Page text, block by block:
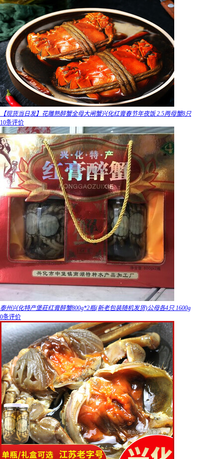
【现货当日发】花雕熟醉蟹全母大闸蟹兴化红膏春节年夜饭 2.5两母蟹8只
10条评价
泰州兴化特产堡莊红膏醉蟹800g*2瓶(新老包装随机发货)公母各4只 1600g
0条评价